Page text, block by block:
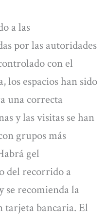
a las
por las autoridades
con el
los espacios han sido
una correcta
y las visitas se han
grupos más
gel
del recorrido a
se recomienda la
tarjeta bancaria. El